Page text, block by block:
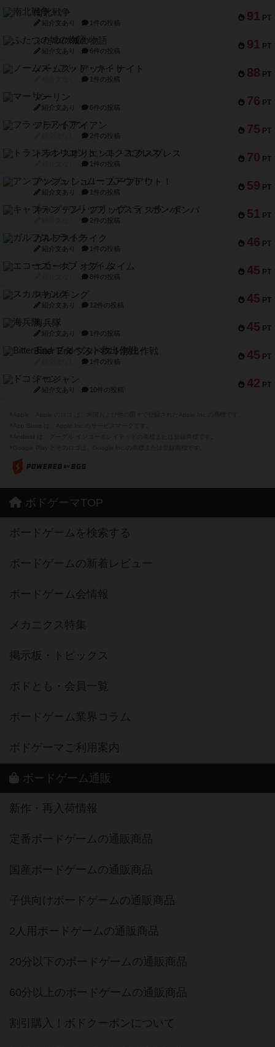
91 PT
南北戦争
紹介文あり 1件の投稿
91 PT
ふたつの城の物語
紹介文あり 6件の投稿
88 PT
ノームズ・アット・ナイト
1件の投稿
76 PT
マーリン
紹介文あり 6件の投稿
75 PT
フラットアイアン
2件の投稿
70 PT
トランスオリエント・エクスプレス
1件の投稿
59 PT
アンブッシュ！：ムーブアウト！
紹介文あり 1件の投稿
51 PT
キャプテン・フリップ：イスラ・ボンバ
2件の投稿
46 PT
ガルフストライク
紹介文あり 1件の投稿
45 PT
エコーズ・オブ・タイム
8件の投稿
45 PT
スカルキング
紹介文あり 12件の投稿
45 PT
海兵隊
紹介文あり 1件の投稿
45 PT
Bitter End ブタペスト救出作戦
1件の投稿
42 PT
ドコジャン
紹介文あり 10件の投稿
ボドゲーマTOP
ボードゲームを検索する
ボードゲームの新着レビュー
ボードゲーム会情報
メカニクス特集
掲示板・トピックス
ボドとも・会員一覧
ボードゲーム業界コラム
ボドゲーマご利用案内
ボードゲーム通販
新作・再入荷情報
定番ボードゲームの通販商品
国産ボードゲームの通販商品
子供向けボードゲームの通販商品
2人用ボードゲームの通販商品
20分以下のボードゲームの通販商品
60分以上のボードゲームの通販商品
割引購入！ボドクーポンについて